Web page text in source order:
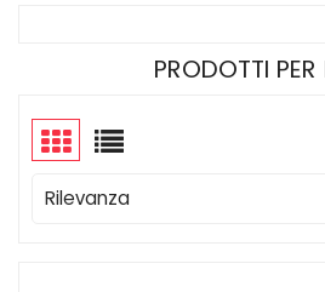
PRODOTTI PER
Rilevanza